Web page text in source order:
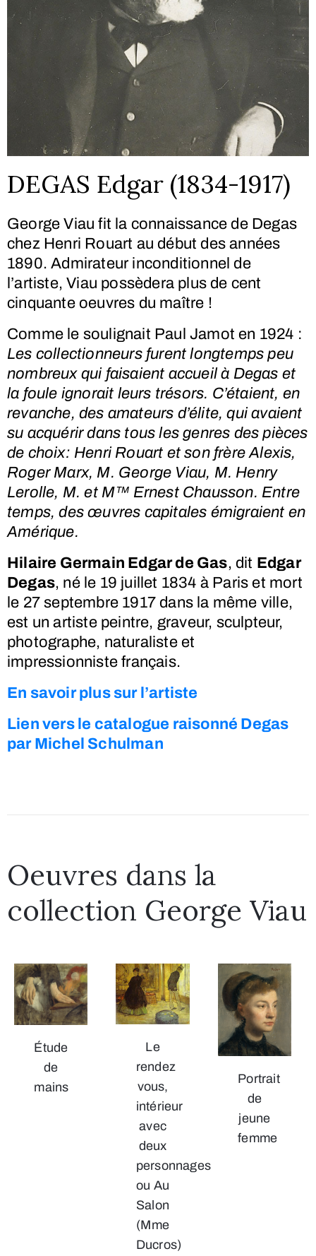
DEGAS Edgar (1834-1917)
George Viau fit la connaissance de Degas
chez Henri Rouart au début des années
1890. Admirateur inconditionnel de
l’artiste, Viau possèdera plus de cent
cinquante oeuvres du maître !
Comme le soulignait Paul Jamot en 1924 :
Les collectionneurs furent longtemps peu
nombreux qui faisaient accueil à Degas et
la foule ignorait leurs trésors. C’étaient, en
revanche, des amateurs d’élite, qui avaient
su acquérir dans tous les genres des pièces
de choix: Henri Rouart et son frère Alexis,
Roger Marx, M. George Viau, M. Henry
Lerolle, M. et M™ Ernest Chausson. Entre
temps, des œuvres capitales émigraient en
Amérique.
Hilaire Germain Edgar de Gas, dit Edgar
Degas, né le 19 juillet 1834 à Paris et mort
le 27 septembre 1917 dans la même ville,
est un artiste peintre, graveur, sculpteur,
photographe, naturaliste et
impressionniste français.
En savoir plus sur l’artiste
Lien vers le catalogue raisonné Degas
par Michel Schulman
Oeuvres dans la
collection George Viau
Étude
de
mains
Le
rendez
vous,
intérieur
avec
deux
personnages
ou Au
Salon
(Mme
Ducros)
Portrait
de
jeune
femme